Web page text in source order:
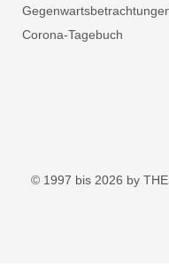
Corona-Tagebuch
© 1997 bis 2026 by